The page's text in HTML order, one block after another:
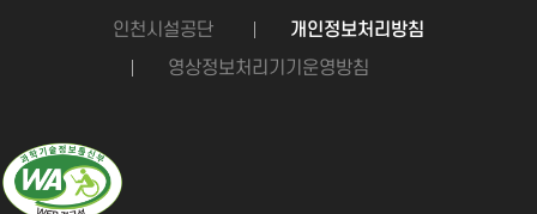
인천시설공단
개인정보처리방침
영상정보처리기기운영방침